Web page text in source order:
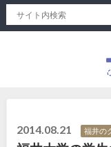
2014.08.21 福井の